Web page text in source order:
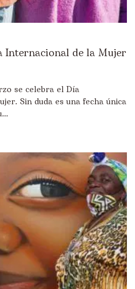
Internacional de la Mujer
se celebra el Día
Sin duda es una fecha única